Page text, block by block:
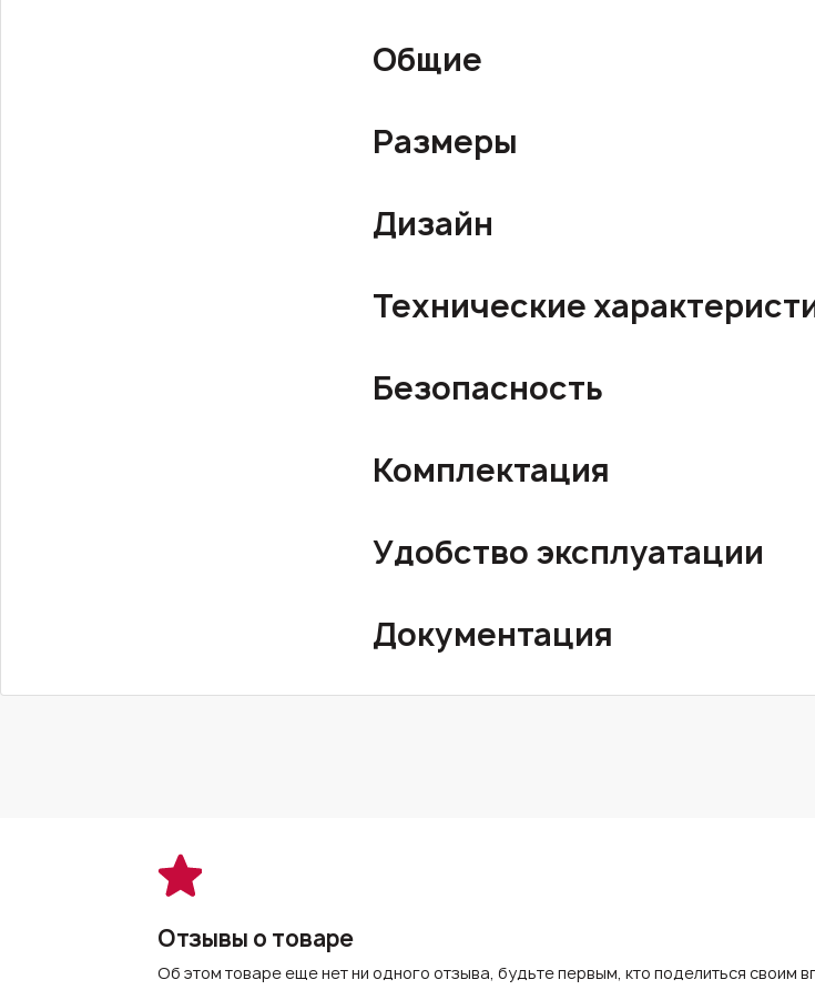
Общие
Размеры
Дизайн
Технические
Безопасность
Комплектация
Удобство эксплуатации
Документация
Отзывы о товаре
Об этом товаре еще нет ни одного отзыва, будьте первым, кто поделиться своим